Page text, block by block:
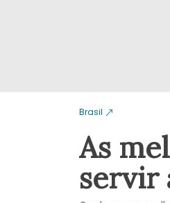
Brasil
As
servir